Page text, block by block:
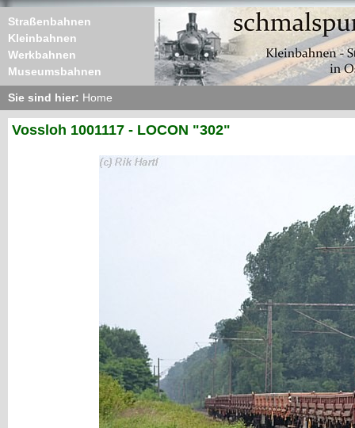
Straßenbahnen
Kleinbahnen
Werkbahnen
Museumsbahnen
Sie sind hier: Home
Vossloh 1001117 - LOCON "302"